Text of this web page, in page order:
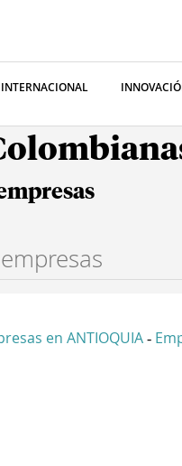
INTERNACIONAL
en ANTIOQUIA -